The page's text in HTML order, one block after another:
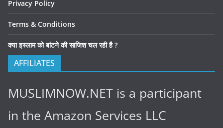
Privacy Policy
Terms & Conditions
क्या इस्लाम को बांटने की साजिश चल रही है ?
AFFILIATES
MUSLIMNOW.NET is a participant
in the Amazon Services LLC